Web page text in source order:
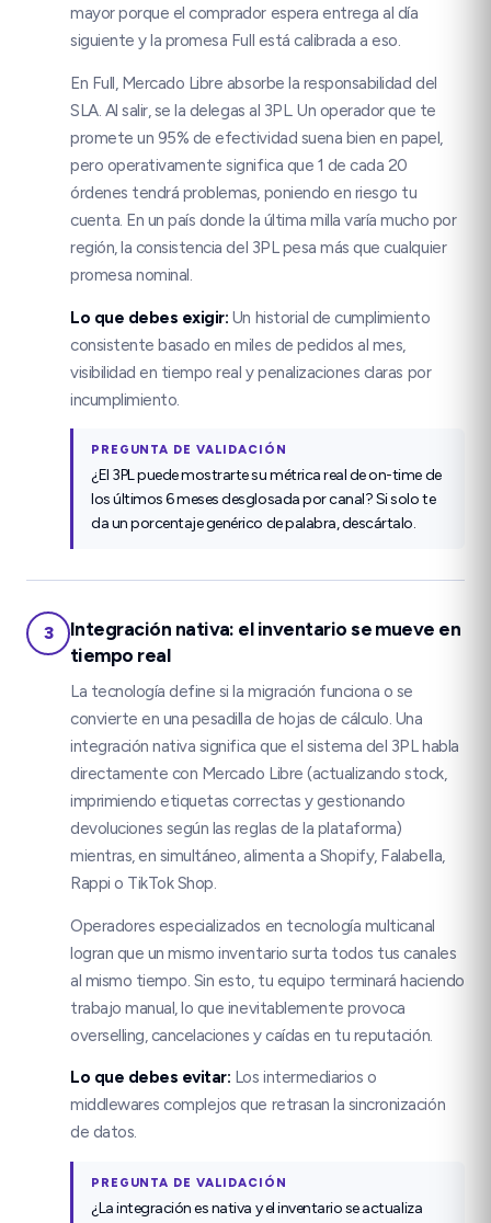
mayor porque el comprador espera entrega al día
siguiente y la promesa Full está calibrada a eso.
En Full, Mercado Libre absorbe la responsabilidad del
SLA. Al salir, se la delegas al 3PL. Un operador que te
promete un 95% de efectividad suena bien en papel,
pero operativamente significa que 1 de cada 20
órdenes tendrá problemas, poniendo en riesgo tu
cuenta. En un país donde la última milla varía mucho por
región, la consistencia del 3PL pesa más que cualquier
promesa nominal.
Lo que debes exigir: Un historial de cumplimiento
consistente basado en miles de pedidos al mes,
visibilidad en tiempo real y penalizaciones claras por
incumplimiento.
PREGUNTA DE VALIDACIÓN
¿El 3PL puede mostrarte su métrica real de on-time de
los últimos 6 meses desglosada por canal? Si solo te
da un porcentaje genérico de palabra, descártalo.
3
Integración nativa: el inventario se mueve en
tiempo real
La tecnología define si la migración funciona o se
convierte en una pesadilla de hojas de cálculo. Una
integración nativa significa que el sistema del 3PL habla
directamente con Mercado Libre (actualizando stock,
imprimiendo etiquetas correctas y gestionando
devoluciones según las reglas de la plataforma)
mientras, en simultáneo, alimenta a Shopify, Falabella,
Rappi o TikTok Shop.
Operadores especializados en tecnología multicanal
logran que un mismo inventario surta todos tus canales
al mismo tiempo. Sin esto, tu equipo terminará haciendo
trabajo manual, lo que inevitablemente provoca
overselling, cancelaciones y caídas en tu reputación.
Lo que debes evitar: Los intermediarios o
middlewares complejos que retrasan la sincronización
de datos.
PREGUNTA DE VALIDACIÓN
¿La integración es nativa y el inventario se actualiza